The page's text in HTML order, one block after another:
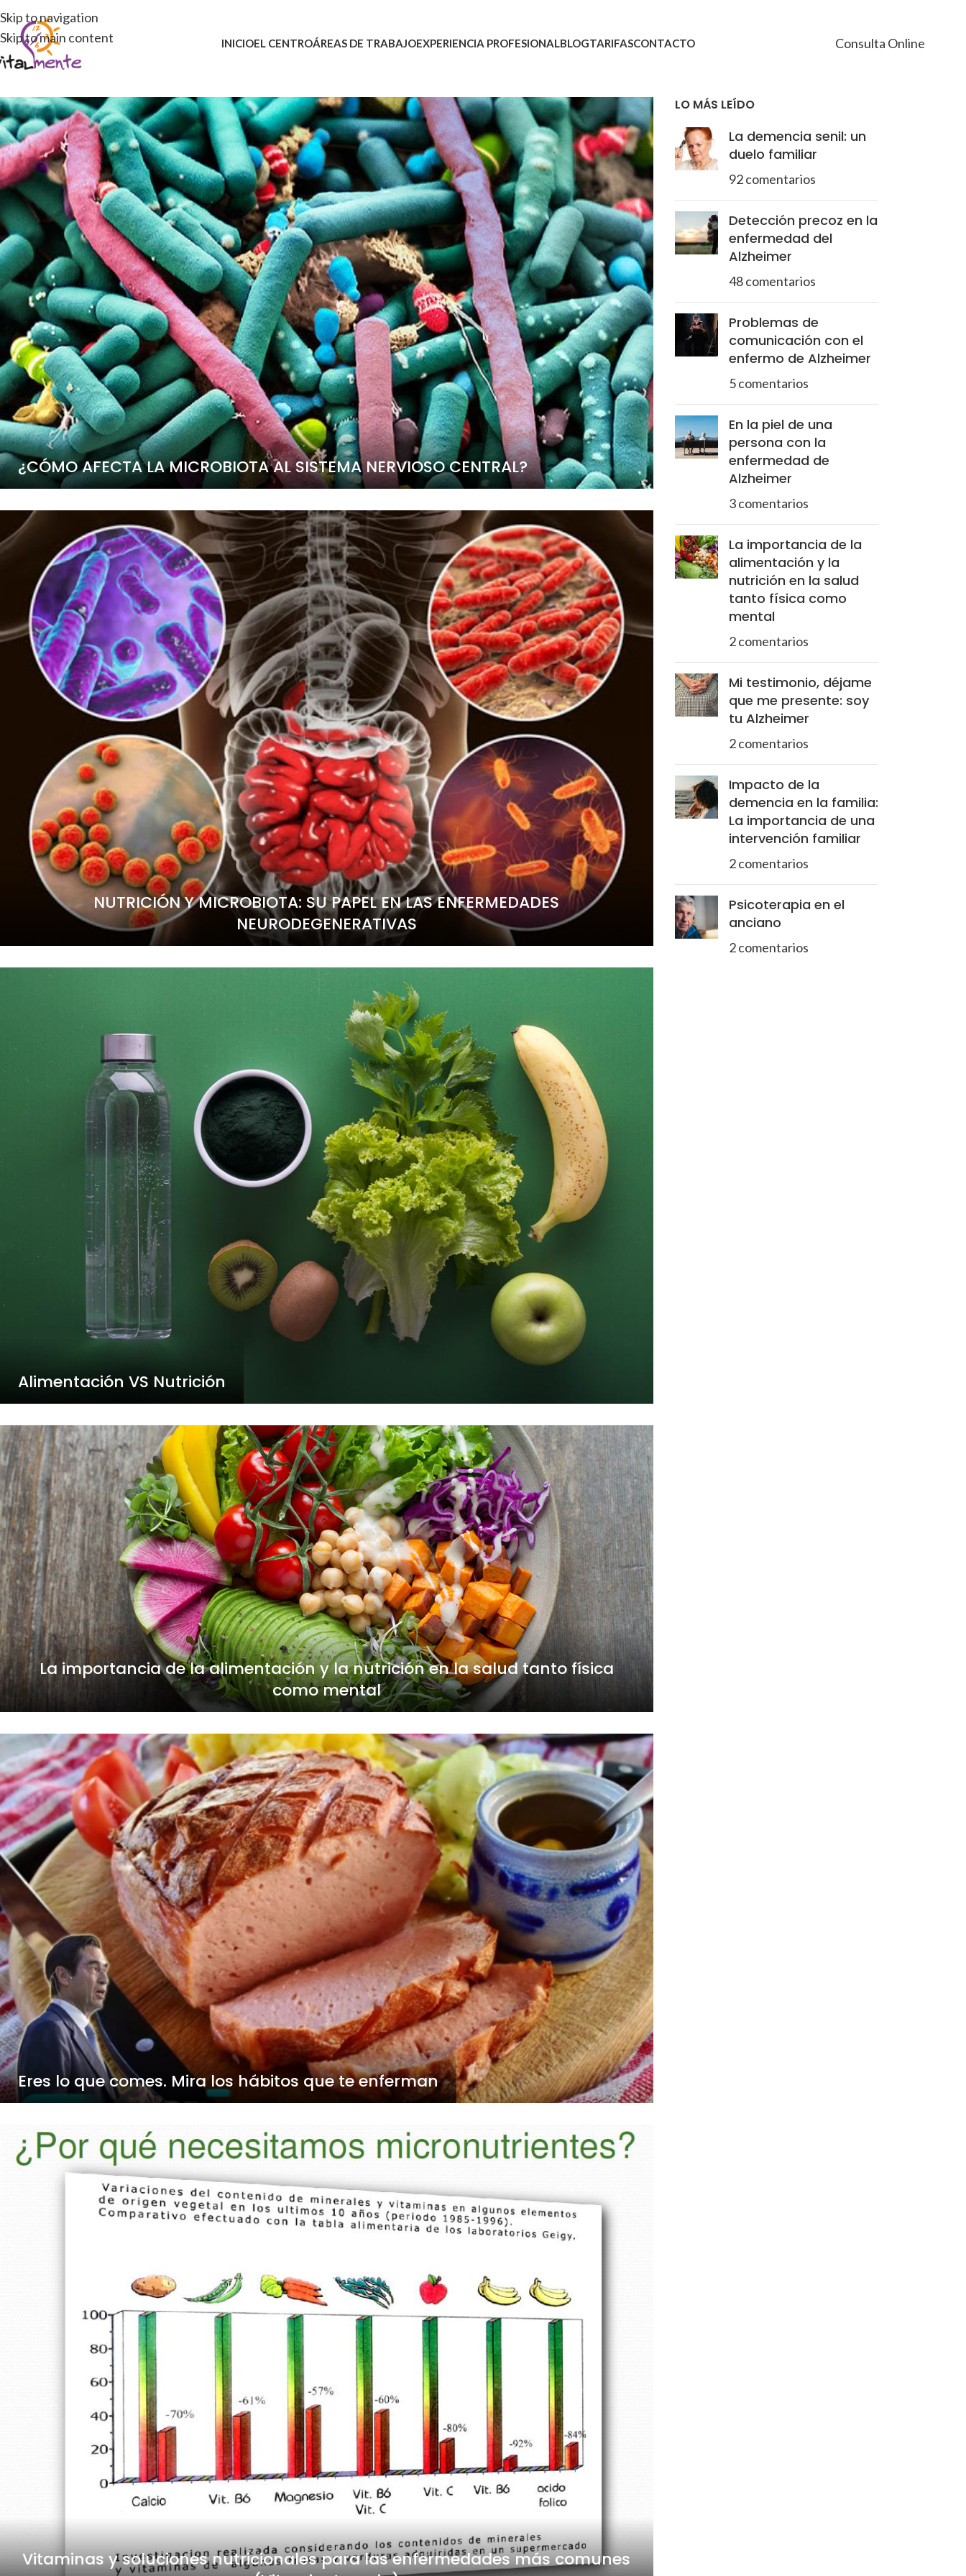
Skip to navigation
Skip to main content
INICIOEL CENTROÁREAS DE TRABAJOEXPERIENCIA PROFESIONAL BLOGTARIFASCONTACTO Consulta Online
¿CÓMO AFECTA LA MICROBIOTA AL SISTEMA NERVIOSO CENTRAL?
NUTRICIÓN Y MICROBIOTA: SU PAPEL EN LAS ENFERMEDADES
NEURODEGENERATIVAS
Alimentación VS Nutrición
La importancia de la alimentación y la nutrición en la salud tanto física
como mental
Eres lo que comes. Mira los hábitos que te enferman
Vitaminas y soluciones nutricionales para las enfermedades más comunes
LO MÁS LEÍDO
La demencia senil: un
duelo familiar
92 comentarios
Detección precoz en la
enfermedad del
Alzheimer
48 comentarios
Problemas de
comunicación con el
enfermo de Alzheimer
5 comentarios
En la piel de una
persona con la
enfermedad de
Alzheimer
3 comentarios
La importancia de la
alimentación y la
nutrición en la salud
tanto física como
mental
2 comentarios
Mi testimonio, déjame
que me presente: soy
tu Alzheimer
2 comentarios
Impacto de la
demencia en la familia:
La importancia de una
intervención familiar
2 comentarios
Psicoterapia en el
anciano
2 comentarios